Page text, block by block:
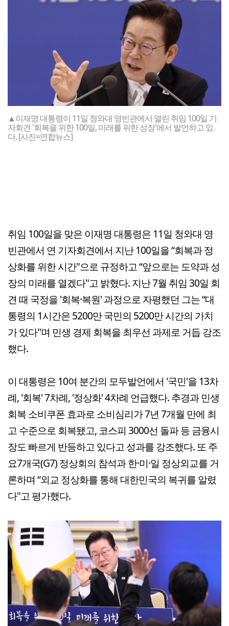
▲이재명 대통령이 11일 청와대 영빈관에서 열린 취임 100일 기
자회견 '회복을 위한 100일, 미래를 위한 성장'에서 발언하고 있
다. [사진=연합뉴스]
취임 100일을 맞은 이재명 대통령은 11일 청와대 영
빈관에서 연 기자회견에서 지난 100일을 “회복과 정
상화를 위한 시간"으로 규정하고 “앞으로는 도약과 성
장의 미래를 열겠다"고 밝혔다. 지난 7월 취임 30일 회
견 때 국정을 '회복·복원' 과정으로 자평했던 그는 “대
통령의 1시간은 5200만 국민의 5200만 시간의 가치
가 있다"며 민생 경제 회복을 최우선 과제로 거듭 강조
했다.
이 대통령은 10여 분간의 모두발언에서 '국민'을 13차
례, '회복' 7차례, '정상화' 4차례 언급했다. 추경과 민생
회복 소비쿠폰 효과로 소비심리가 7년 7개월 만에 최
고 수준으로 회복됐고, 코스피 3000선 돌파 등 금융시
장도 빠르게 반등하고 있다고 성과를 강조했다. 또 주
요7개국(G7) 정상회의 참석과 한·미·일 정상외교를 거
론하며 “외교 정상화를 통해 대한민국의 복귀를 알렸
다"고 평가했다.